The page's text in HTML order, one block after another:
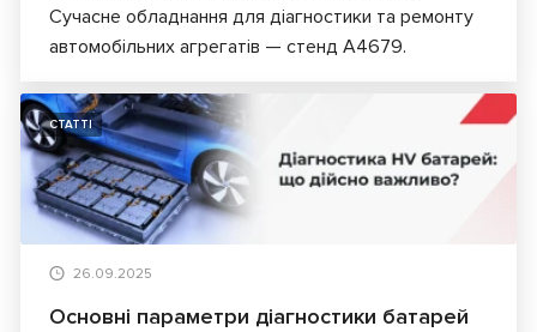
Сучасне обладнання для діагностики та ремонту
автомобільних агрегатів — стенд A4679.
СТАТТІ
26.09.2025
Основні параметри діагностики батарей